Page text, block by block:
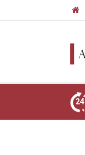
24
Tercih Ekranı Açıldı